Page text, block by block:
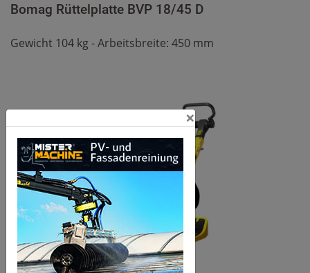
Bomag Rüttelplatte BVP 18/45 D
Gewicht 104 kg - Arbeitsbreite: 450 mm
×